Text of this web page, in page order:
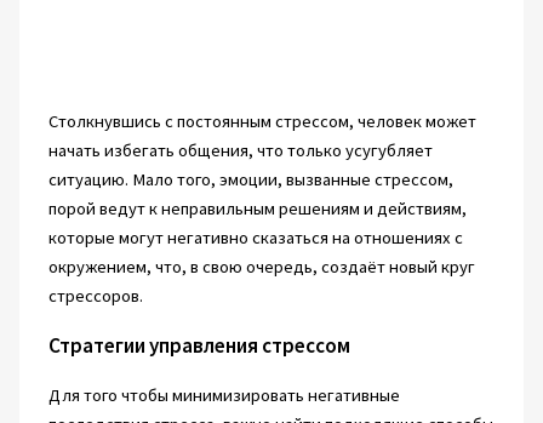
Столкнувшись с постоянным стрессом, человек может
начать избегать общения, что только усугубляет
ситуацию. Мало того, эмоции, вызванные стрессом,
порой ведут к неправильным решениям и действиям,
которые могут негативно сказаться на отношениях с
окружением, что, в свою очередь, создаёт новый круг
стрессоров.
Стратегии управления стрессом
Для того чтобы минимизировать негативные